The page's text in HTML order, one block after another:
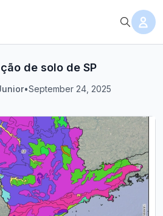
de solo de SP
•September 24, 2025